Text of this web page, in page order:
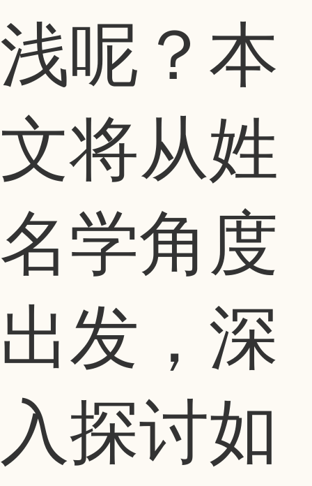
浅呢？本
文将从姓
名学角度
出发，深
入探讨如